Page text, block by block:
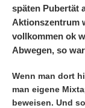
späten Pubertät
Aktionszentrum
vollkommen ok
Abwegen, so
Wenn man dort
man eigene
beweisen. Und